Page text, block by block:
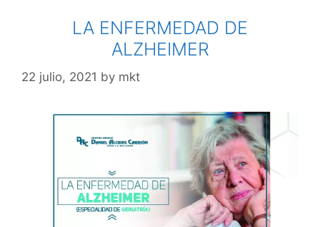
LA ENFERMEDAD DE
ALZHEIMER
22 julio, 2021 by mkt